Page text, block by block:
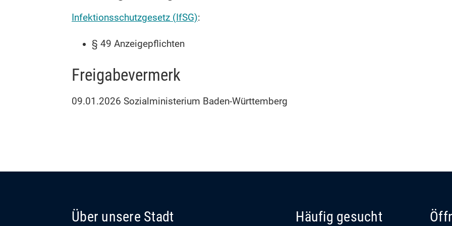
Infektionsschutzgesetz (IfSG):
§ 49 Anzeigepflichten
Freigabevermerk
09.01.2026 Sozialministerium Baden-Württemberg
Über unsere Stadt Häufig gesucht